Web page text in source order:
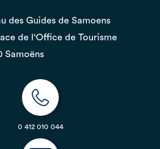
des Guides de Samoens
de l'Office de Tourisme
Samoëns
0 412 010 044